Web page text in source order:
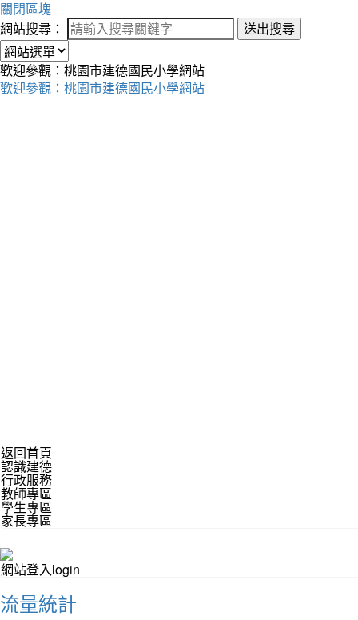
關閉區塊
網站搜尋：
送出搜尋
歡迎參觀：桃園市建德國民小學網站
歡迎參觀：桃園市建德國民小學網站
返回首頁
認識建德
行政服務
教師專區
學生專區
家長專區
網站登入login
流量統計